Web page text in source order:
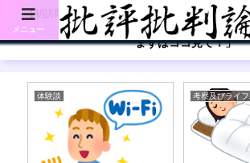
【初訪問の方は、下記の「まずはココ見て!」ボタ
「まずはココ見て！」
体験談 考察及びライフ
メニュー